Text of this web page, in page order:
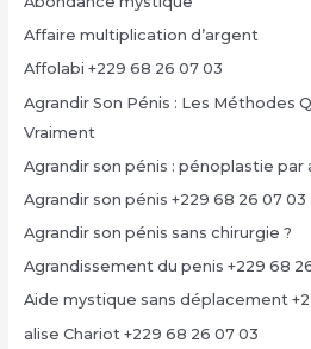
Affaire multiplication d’argent
Affolabi +229 68 26 07 03
Agrandir Son Pénis : Les Méthodes
Vraiment
Agrandir son pénis : pénoplastie par
Agrandir son pénis +229 68 26 07 03
Agrandir son pénis sans chirurgie ?
Agrandissement du penis +229 68
Aide mystique sans déplacement
alise Chariot +229 68 26 07 03